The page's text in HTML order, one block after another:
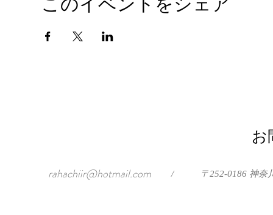
お
rahachiir@hotmail.com / 〒252-0186 神奈